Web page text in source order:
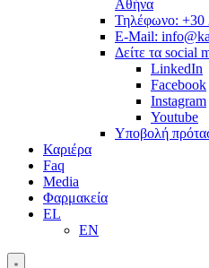
Αθήνα
Τηλέφωνο: +30
E-Mail:
Δείτε τα social
LinkedIn
Facebook
Instagram
Youtube
Υποβολή
Καριέρα
Faq
Media
Φαρμακεία
EL
EN